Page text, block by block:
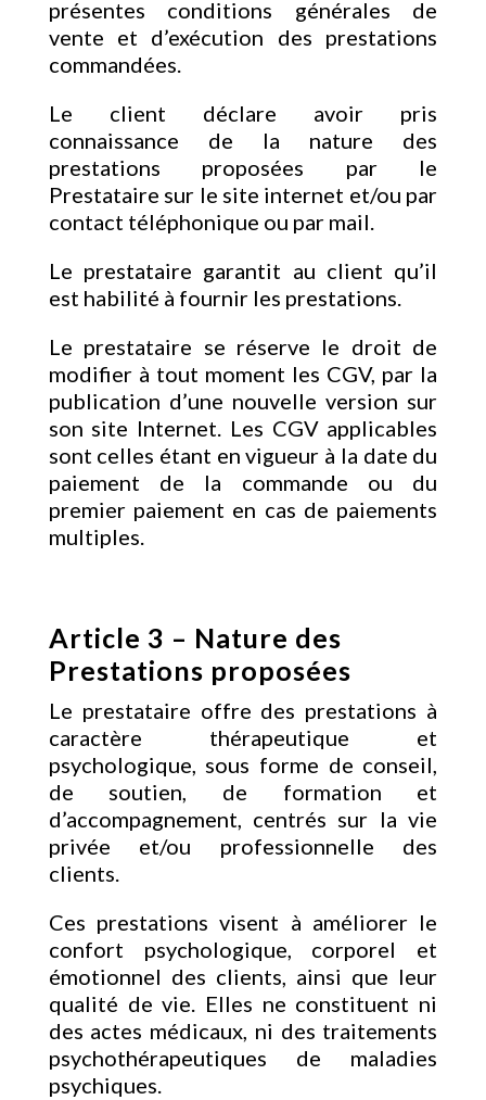
présentes conditions générales de
vente et d’exécution des prestations
commandées.
Le client déclare avoir pris
connaissance de la nature des
prestations proposées par le
Prestataire sur le site internet et/ou par
contact téléphonique ou par mail.
Le prestataire garantit au client qu’il
est habilité à fournir les prestations.
Le prestataire se réserve le droit de
modifier à tout moment les CGV, par la
publication d’une nouvelle version sur
son site Internet. Les CGV applicables
sont celles étant en vigueur à la date du
paiement de la commande ou du
premier paiement en cas de paiements
multiples.
Article 3 – Nature des
Prestations proposées
Le prestataire offre des prestations à
caractère thérapeutique et
psychologique, sous forme de conseil,
de soutien, de formation et
d’accompagnement, centrés sur la vie
privée et/ou professionnelle des
clients.
Ces prestations visent à améliorer le
confort psychologique, corporel et
émotionnel des clients, ainsi que leur
qualité de vie. Elles ne constituent ni
des actes médicaux, ni des traitements
psychothérapeutiques de maladies
psychiques.